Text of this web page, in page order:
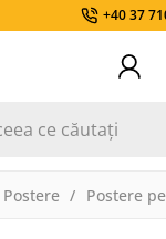
+40 37
Postere Postere